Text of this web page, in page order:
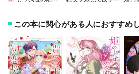
この本に関心がある人におすすめ